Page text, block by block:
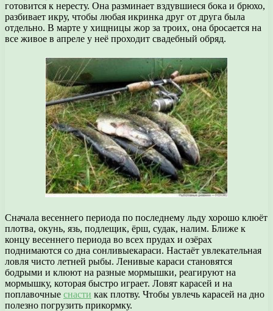
готовится к нересту. Она разминает вздувшиеся бока и брюхо,
разбивает икру, чтобы любая икринка друг от друга была
отдельно. В марте у хищницы жор за троих, она бросается на
все живое в апреле у неё проходит свадебный обряд.
Сначала весеннего периода по последнему льду хорошо клюёт
плотва, окунь, язь, подлещик, ёрш, судак, налим. Ближе к
концу весеннего периода во всех прудах и озёрах
поднимаются со дна сонливыекараси. Настаёт увлекательная
ловля чисто летней рыбы. Ленивые караси становятся
бодрыми и клюют на разные мормышки, реагируют на
мормышку, которая быстро играет. Ловят карасей и на
поплавочные снасти как плотву. Чтобы увлечь карасей на дно
полезно погрузить прикормку.